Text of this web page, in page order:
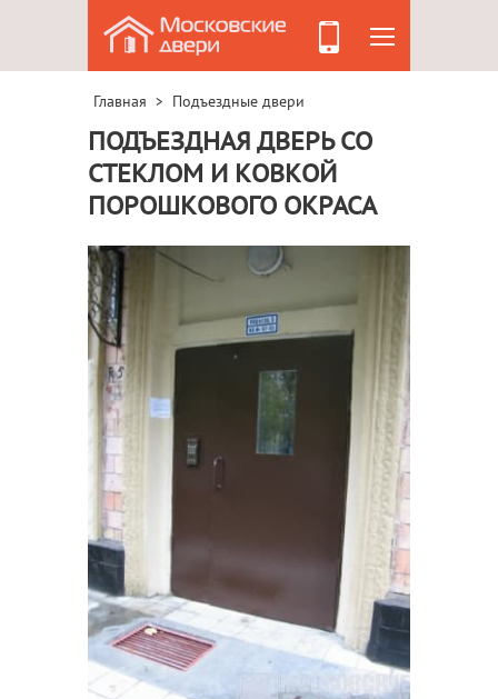
Главная > Подъездные двери
ПОДЪЕЗДНАЯ ДВЕРЬ СО
СТЕКЛОМ И КОВКОЙ
ПОРОШКОВОГО ОКРАСА